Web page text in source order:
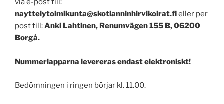
via e-post till:
nayttelytoimikunta@skotlanninhirvikoirat.fieller per
post till:Anki Lahtinen, Renumvägen 155 B, 06200
Borgå.
Nummerlapparna levereras endast elektroniskt!
Bedömningen i ringen börjar kl. 11.00.